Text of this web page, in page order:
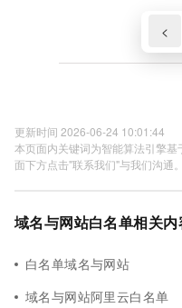
<
更新时间 2026-06-24 10:01:44
本页面内关键词为智能算法引擎
面下方点击"联系我们"与我们沟通。
域名与网站白名单相关内
白名单域名与网站
域名与网站阿里云白名单